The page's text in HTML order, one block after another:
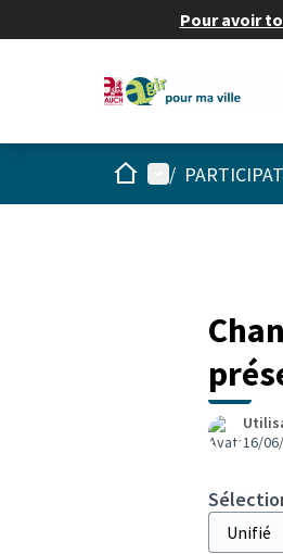
Pour avoir
AccueilMenu principal
/
16/